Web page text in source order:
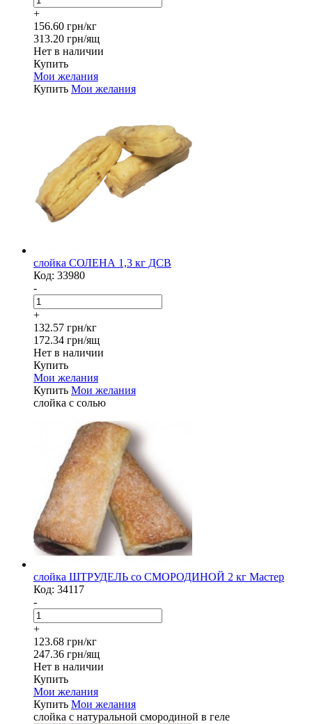
+
156.60 грн/кг
313.20 грн/ящ
Нет в наличии
Купить
Мои желания
Купить Мои желания
слойка СОЛЕНА 1,3 кг ДСВ
Код: 33980
-
+
132.57 грн/кг
172.34 грн/ящ
Нет в наличии
Купить
Мои желания
Купить Мои желания
слойка с солью
слойка ШТРУДЕЛЬ со СМОРОДИНОЙ 2 кг Мастер
Код: 34117
-
+
123.68 грн/кг
247.36 грн/ящ
Нет в наличии
Купить
Мои желания
Купить Мои желания
слойка с натуральной смородиной в геле